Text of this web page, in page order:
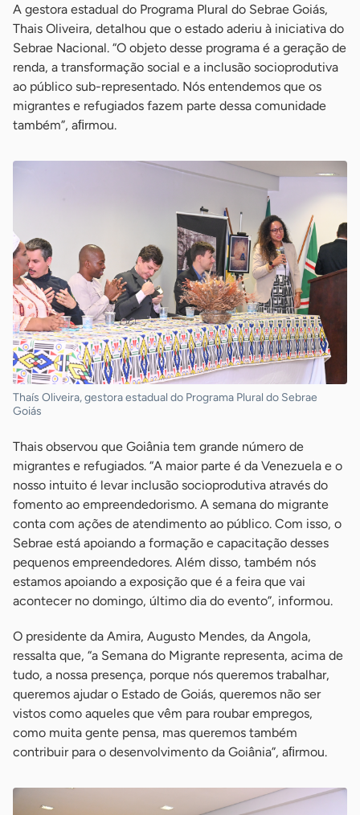
A gestora estadual do Programa Plural do Sebrae Goiás,
Thais Oliveira, detalhou que o estado aderiu à iniciativa do
Sebrae Nacional. “O objeto desse programa é a geração de
renda, a transformação social e a inclusão socioprodutiva
ao público sub-representado. Nós entendemos que os
migrantes e refugiados fazem parte dessa comunidade
também”, aﬁrmou.
Thaís Oliveira, gestora estadual do Programa Plural do Sebrae
Goiás
Thais observou que Goiânia tem grande número de
migrantes e refugiados. “A maior parte é da Venezuela e o
nosso intuito é levar inclusão socioprodutiva através do
fomento ao empreendedorismo. A semana do migrante
conta com ações de atendimento ao público. Com isso, o
Sebrae está apoiando a formação e capacitação desses
pequenos empreendedores. Além disso, também nós
estamos apoiando a exposição que é a feira que vai
acontecer no domingo, último dia do evento”, informou.
O presidente da Amira, Augusto Mendes, da Angola,
ressalta que, “a Semana do Migrante representa, acima de
tudo, a nossa presença, porque nós queremos trabalhar,
queremos ajudar o Estado de Goiás, queremos não ser
vistos como aqueles que vêm para roubar empregos,
como muita gente pensa, mas queremos também
contribuir para o desenvolvimento da Goiânia”, aﬁrmou.